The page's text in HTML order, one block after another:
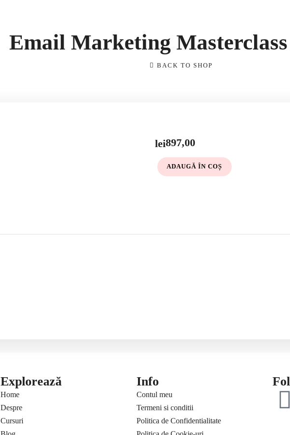
Email Marketing
BACK TO SHOP
lei897,00
ADAUGĂ ÎN COȘ
Explorează
Home
Despre
Cursuri
Info
Contul meu
Termeni si conditii
Politica de Confidentialitate